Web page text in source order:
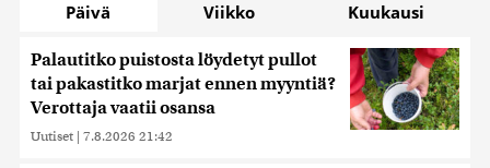
Päivä Viikko Kuukausi
Palautitko puistosta löydetyt pullot
tai pakastitko marjat ennen myyntiä?
Verottaja vaatii osansa
Uutiset | 7.8.2026 21:42